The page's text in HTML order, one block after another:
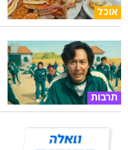
אוכל
תרבות